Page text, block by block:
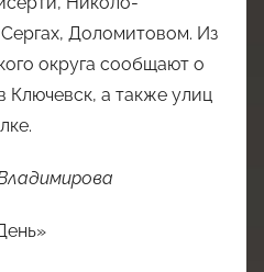
Доломитовом. Из
округа сообщают о
Ключевск, а также улиц